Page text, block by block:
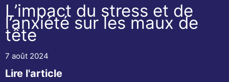
L’impact du stress et de
l’anxiété sur les maux de
tête
7 août 2024
Lire l'article